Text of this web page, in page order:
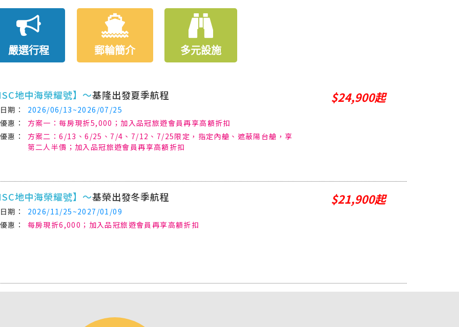
嚴選行程 郵輪簡介 多元設施
地中海榮耀號】～基隆出發夏季航程
2026/06/13~2026/07/25
方案一：每房現折5,000；加入品冠旅遊會員再享高額折扣
方案二：6/13、6/25、7/4、7/12、7/25限定，指定內艙、遮蔽陽台艙，享
第二人半價；加入品冠旅遊會員再享高額折扣
$24,900起
地中海榮耀號】～基榮出發冬季航程
2026/11/25~2027/01/09
每房現折6,000；加入品冠旅遊會員再享高額折扣
$21,900起